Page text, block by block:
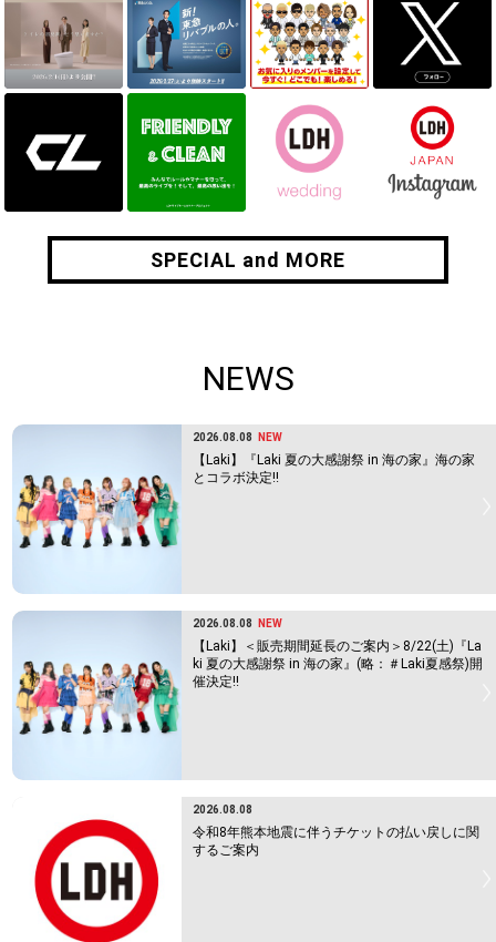
SPECIAL and MORE
SPECIAL and MORE
NEWS
2026.08.08 NEW
【Laki】『Laki 夏の大感謝祭 in 海の家』海の家
とコラボ決定!!
2026.08.08 NEW
【Laki】＜販売期間延長のご案内＞8/22(土)『La
ki 夏の大感謝祭 in 海の家』(略：＃Laki夏感祭)開
催決定!!
2026.08.08
令和8年熊本地震に伴うチケットの払い戻しに関
するご案内